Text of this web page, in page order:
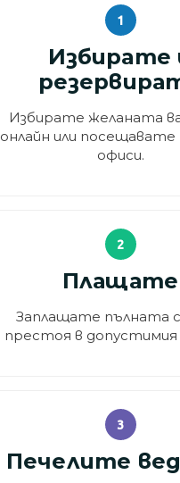
1
Избирате
Избирате желаната
онлайн или
офиси.
2
Плащате
Заплащате пълната
престоя в допустимия
3
Печелите